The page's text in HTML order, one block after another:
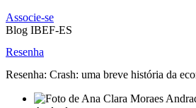
Associe-se
Blog IBEF-ES
Resenha
Resenha: Crash: uma breve história da